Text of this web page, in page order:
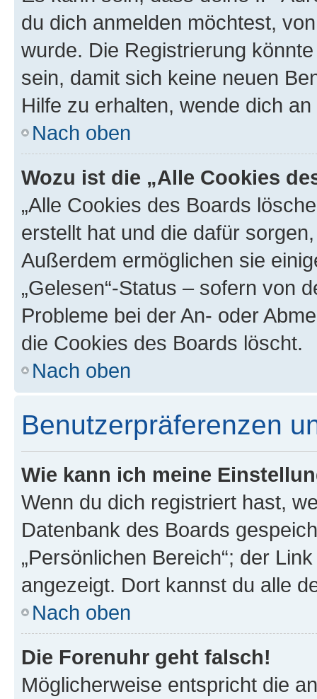
du dich anmelden möchtest,
wurde. Die Registrierung
sein, damit sich keine neuen
Hilfe zu erhalten, wende dich
Nach oben
Wozu ist die „Alle Cookies
„Alle Cookies des Boards
erstellt hat und die dafür
Außerdem ermöglichen sie
„Gelesen“-Status – sofern von
Probleme bei der An- oder
die Cookies des Boards löscht.
Nach oben
Benutzerpräferenzen
Wie kann ich meine
Wenn du dich registriert hast,
Datenbank des Boards
„Persönlichen Bereich“; der
angezeigt. Dort kannst du alle
Nach oben
Die Forenuhr geht falsch!
Möglicherweise entspricht die